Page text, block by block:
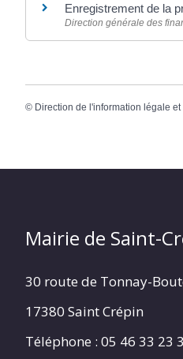
Enregistrement de la
Direction générale des
© Direction de l'information légale
Mairie de Saint-
30 route de Tonnay-
17380 Saint Crépin
Téléphone : 05 46 33 23